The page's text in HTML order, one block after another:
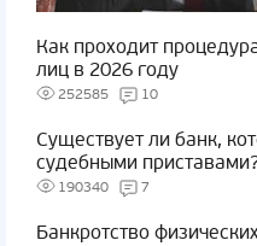
Как проходит
лиц в 2026 году
252585 10
Существует ли банк,
судебными
190340 7
Банкротство